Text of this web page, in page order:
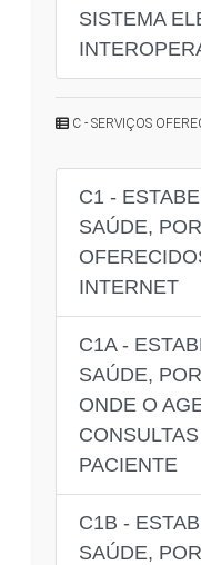
SISTEMA
C - SERVIÇOS
C1 -
SAÚDE,
INTERNET
C1A -
SAÚDE,
ONDE O
PACIENTE
C1B -
SAÚDE,